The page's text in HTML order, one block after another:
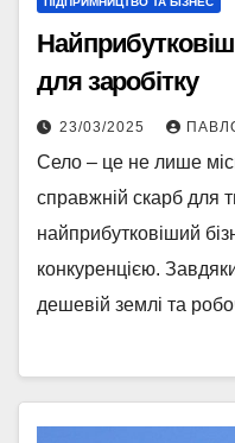
для заробітку
23/03/2025
Село – це не лише
справжній скарб для
найприбутковіший
конкуренцією.
дешевій землі та